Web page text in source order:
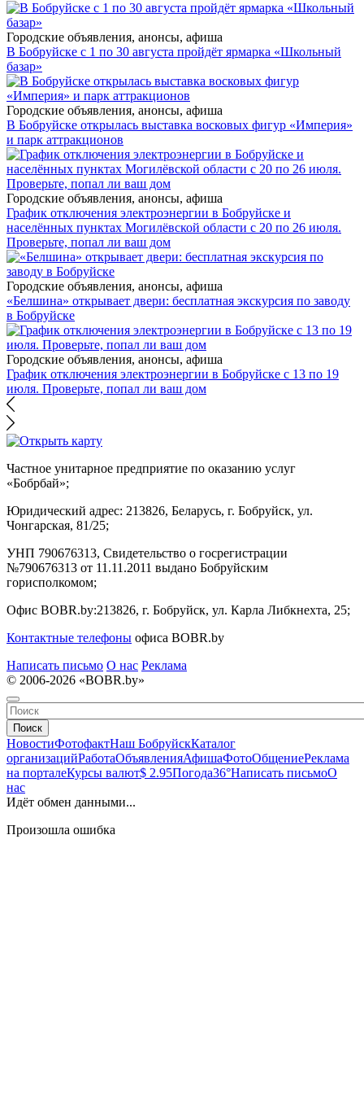
Городские объявления, анонсы, афиша
В Бобруйске с 1 по 30 августа пройдёт ярмарка «Школьный
базар»
Городские объявления, анонсы, афиша
В Бобруйске открылась выставка восковых фигур «Империя»
и парк аттракционов
Городские объявления, анонсы, афиша
График отключения электроэнергии в Бобруйске и
населённых пунктах Могилёвской области с 20 по 26 июля.
Проверьте, попал ли ваш дом
Городские объявления, анонсы, афиша
«Белшина» открывает двери: бесплатная экскурсия по заводу
в Бобруйске
Городские объявления, анонсы, афиша
График отключения электроэнергии в Бобруйске с 13 по 19
июля. Проверьте, попал ли ваш дом
Частное унитарное предприятие по оказанию услуг
«Бобрбай»;
Юридический адрес: 213826, Беларусь, г. Бобруйск, ул.
Чонгарская, 81/25;
УНП 790676313, Свидетельство о госрегистрации
№790676313 от 11.11.2011 выдано Бобруйским
горисполкомом;
Офис BOBR.by:213826, г. Бобруйск, ул. Карла Либкнехта, 25;
Контактные телефоны офиса BOBR.by
Написать письмо О нас Реклама
© 2006-2026 «BOBR.by»
Поиск
НовостиФотофактНаш БобруйскКаталог
организацийРаботаОбъявленияАфишаФотоОбщениеРеклама
на порталеКурсы валют$ 2.95Погода36°Написать письмоО
нас
Идёт обмен данными...
Произошла ошибка